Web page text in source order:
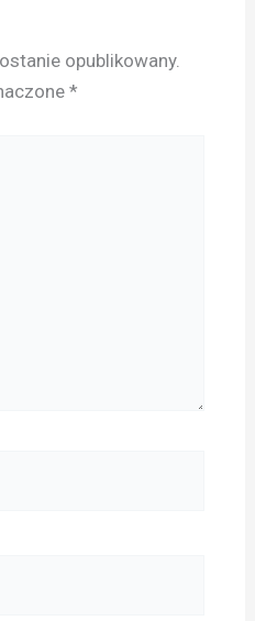
opublikowany.
*